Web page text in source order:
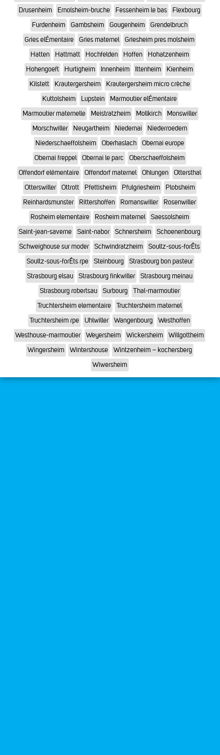
Drusenheim
Ernolsheim-bruche Fessenheim le bas
Flexbourg
Furdenheim
Gambsheim Gougenheim
Grendelbruch
Gries elÉmentaire
Gries maternel
Griesheim pres molsheim
Hatten
Hattmatt Hochfelden Hoffen
Hohatzenheim
Hohengoeft
Hurtigheim Innenheim Ittenheim
Kienheim
Kilstett
Krautergersheim
Krautergersheim micro crèche
Kuttolsheim
Lupstein
Marmoutier elÉmentaire
Marmoutier maternelle
Meistratzheim Mollkirch
Monswiller
Morschwiller
Neugartheim Niedernai
Niederroedern
Niederschaeffolsheim
Oberhaslach
Obernai europe
Obernai freppel
Obernai le parc
Oberschaeffolsheim
Offendorf elémentaire
Offendorf maternel Ohlungen
Ottersthal
Otterswiller
Ottrott Pfettisheim Pfulgriesheim
Plobsheim
Reinhardsmunster
Rittershoffen Romanswiller
Rosenwiller
Rosheim elementaire
Rosheim maternel
Saessolsheim
Saint-jean-saverne
Saint-nabor Schnersheim
Schoenenbourg
Schweighouse sur moder
Schwindratzheim
Soultz-sous-forÊts
Soultz-sous-forÊts rpe
Steinbourg
Strasbourg bon pasteur
Strasbourg elsau
Strasbourg finkwiller
Strasbourg meinau
Strasbourg robertsau
Surbourg
Thal-marmoutier
Truchtersheim elementaire
Truchtersheim maternel
Truchtersheim rpe
Uhlwiller Wangenbourg
Westhoffen
Westhouse-marmoutier
Weyersheim Wickersheim
Willgottheim
Wingersheim
Wintershouse
Wintzenheim – kochersberg
Wiwersheim